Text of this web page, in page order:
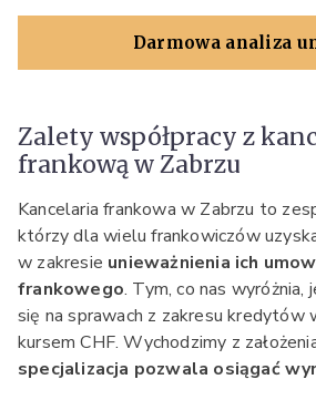
Darmowa analiza
Zalety współpracy z
frankową w Zabrzu
Kancelaria frankowa w Zabrzu to
którzy dla wielu frankowiczów
w zakresie unieważnienia ich
frankowego. Tym, co nas wyróżnia,
się na sprawach z zakresu kredytów
kursem CHF. Wychodzimy z
specjalizacja pozwala osiągać